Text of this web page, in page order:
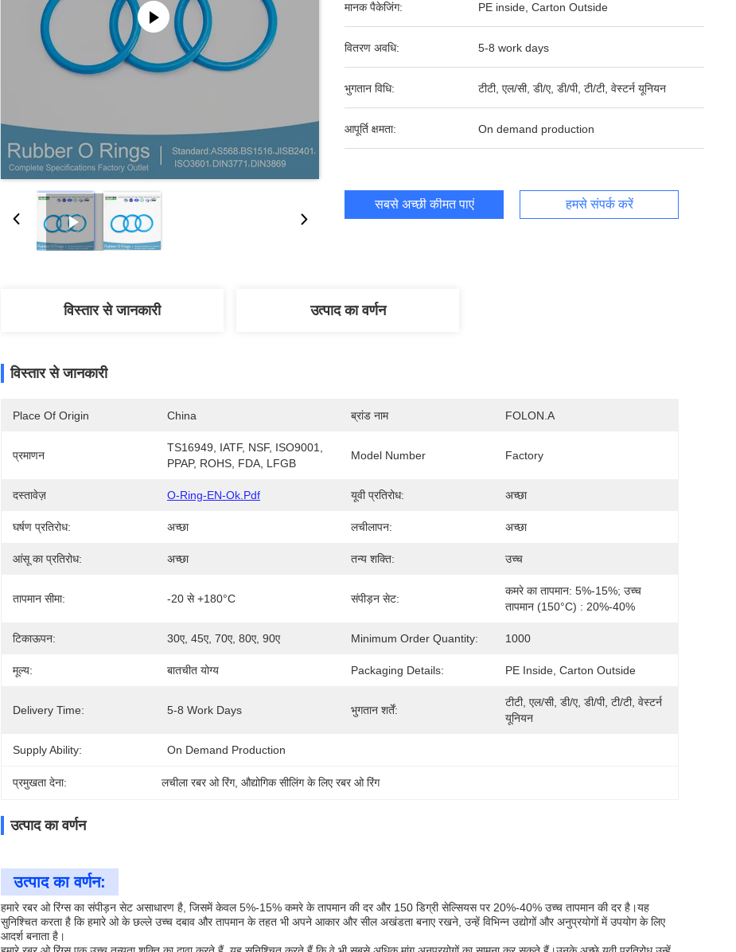
मानक पैकेजिंग: PE inside, Carton Outside
वितरण अवधि: 5-8 work days
भुगतान विधि: टीटी, एल/सी, डी/ए, डी/पी, टी/टी, वेस्टर्न यूनियन
आपूर्ति क्षमता: On demand production
सबसे अच्छी कीमत पाएं हमसे संपर्क करें
विस्तार से जानकारी उत्पाद का वर्णन
विस्तार से जानकारी
Place Of Origin China ब्रांड नाम FOLON.A
प्रमाणन
TS16949, IATF, NSF, ISO9001,
PPAP, ROHS, FDA, LFGB
Model Number Factory
दस्तावेज़ O-Ring-EN-Ok.pdf यूवी प्रतिरोध: अच्छा
घर्षण प्रतिरोध: अच्छा लचीलापन: अच्छा
आंसू का प्रतिरोध: अच्छा तन्य शक्ति: उच्च
तापमान सीमा: -20 से +180°C संपीड़न सेट:
कमरे का तापमान: 5%-15%; उच्च
तापमान (150°C) : 20%-40%
टिकाऊपन: 30ए, 45ए, 70ए, 80ए, 90ए Minimum Order Quantity: 1000
मूल्य: बातचीत योग्य Packaging Details: PE Inside, Carton Outside
Delivery Time: 5-8 Work Days भुगतान शर्तें:
टीटी, एल/सी, डी/ए, डी/पी, टी/टी, वेस्टर्न
यूनियन
Supply Ability: On Demand Production
प्रमुखता देना: लचीला रबर ओ रिंग, औद्योगिक सीलिंग के लिए रबर ओ रिंग
उत्पाद का वर्णन
उत्पाद का वर्णन:
हमारे रबर ओ रिंग्स का संपीड़न सेट असाधारण है, जिसमें केवल 5%-15% कमरे के तापमान की दर और 150 डिग्री सेल्सियस पर 20%-40% उच्च तापमान की दर है।यह
सुनिश्चित करता है कि हमारे ओ के छल्ले उच्च दबाव और तापमान के तहत भी अपने आकार और सील अखंडता बनाए रखने, उन्हें विभिन्न उद्योगों और अनुप्रयोगों में उपयोग के लिए
आदर्श बनाता है।